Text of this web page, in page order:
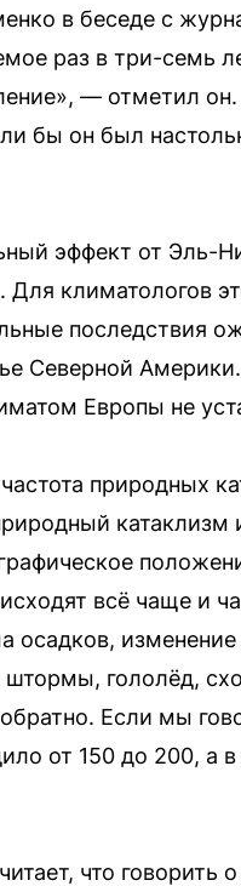
в беседе с
раз в три-семь
— отметил
бы он был
эффект от Эль-
Для климатологов
последствия
Северной
Европы не
природных
катаклизм
всё чаще и
штормы, гололёд,
Если мы
от 150 до 200, а
что говорить